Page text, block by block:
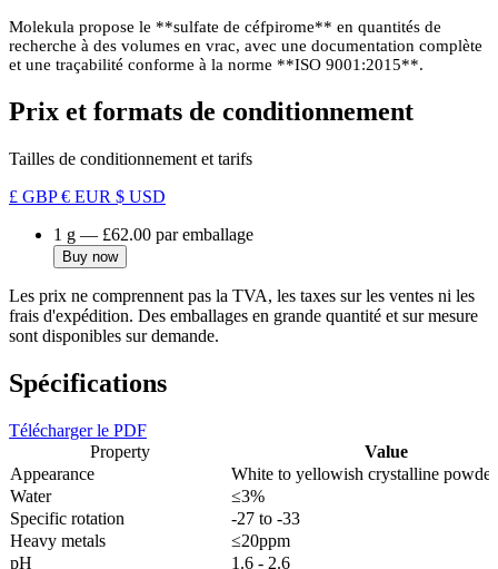
Molekula propose le **sulfate de céfpirome** en quantités de
recherche à des volumes en vrac, avec une documentation complète
et une traçabilité conforme à la norme **ISO 9001:2015**.
Prix et formats de conditionnement
Tailles de conditionnement et tarifs
£ GBP€ EUR $ USD
1 g — £62.00 par emballage
Buy now
Les prix ne comprennent pas la TVA, les taxes sur les ventes ni les
frais d'expédition. Des emballages en grande quantité et sur mesure
sont disponibles sur demande.
Spécifications
Télécharger le PDF
Property
Value
Appearance
White to yellowish crystalline powder
Water
≤3%
Specific rotation
-27 to -33
Heavy metals
≤20ppm
pH
1.6 - 2.6